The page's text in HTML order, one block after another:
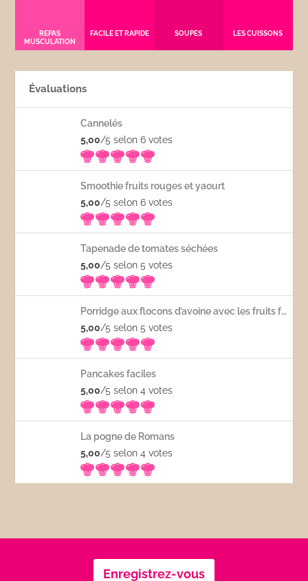
REPAS
MUSCULATION
FACILE ET RAPIDE SOUPES LES CUISSONS
Évaluations
Cannelés
5,00/5 selon 6votes
Smoothie fruits rouges et yaourt
5,00/5 selon 6votes
Tapenade de tomates séchées
5,00/5 selon 5votes
Porridge aux flocons d’avoine avec les fruits frais
5,00/5 selon 5votes
Pancakes faciles
5,00/5 selon 4votes
La pogne de Romans
5,00/5 selon 4votes
Enregistrez-vous